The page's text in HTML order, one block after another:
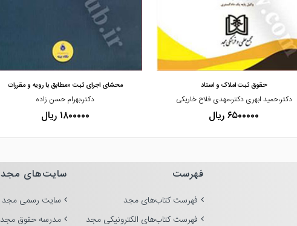
مشاهده و خرید مشاهده و خرید
حقوق ثبت املاک و اسناد
دکتر،حمید ابهری دکتر،مهدی فلاح خاریکی
۶۵۰۰۰۰۰ ریال
محشای اجرای ثبت «مطابق با رویه و مقررات
دکتر،بهرام حسن زاده
۱۸۰۰۰۰۰ ریال
فهرست
فهرست کتاب‌های مجد
فهرست کتاب‌های الکترونیکی مجد
سایت‌های مجد
سایت رسمی مجد
مدرسه حقوق مجد